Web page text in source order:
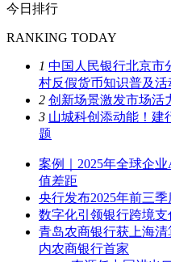
今日排行
RANKING TODAY
1 中国人民银行北京市
村反假货币知识普及活
2 创新场景激发市场活
3 山城科创添动能！建
题
案例｜2025年全球企
值差距
央行发布2025年前三
数字化引领银行跨境
青岛农商银行获上海
内农商银行首家